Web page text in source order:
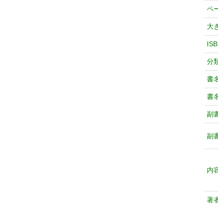
ペ
大
分
書
書
副
副
内
著